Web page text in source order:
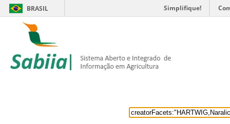
BRASIL Simplifique!